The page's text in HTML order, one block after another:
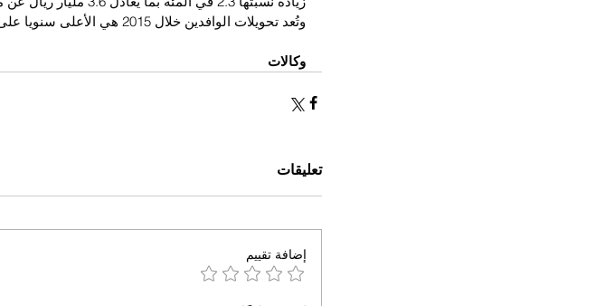
وتُعد تحويلات الوافدين خلال 2015 هي الأعلى سنويا على الإطلاق، وبلغت نحو 1.5 تريليون ريال في 22 عاما
وكالات
تعليقات
إضافة تقييم